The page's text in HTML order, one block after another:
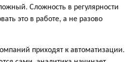
Сложность в регулярности
это в работе, а не разово
приходят к автоматизации.